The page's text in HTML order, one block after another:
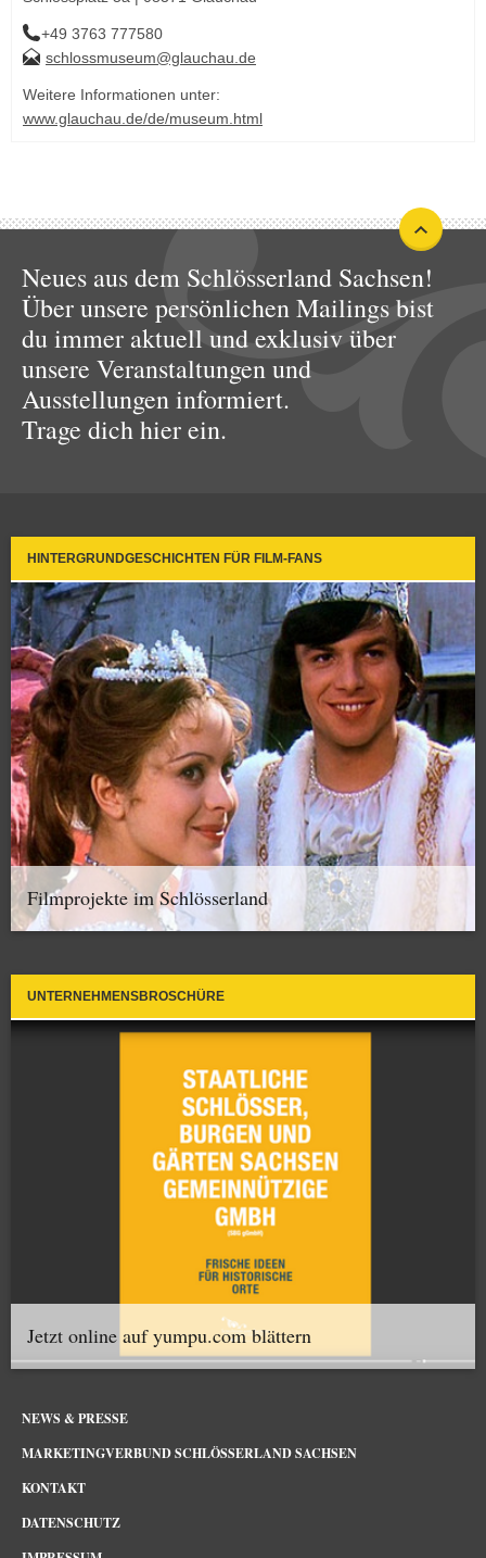
+49 3763 777580
schlossmuseum@glauchau.de
Weitere Informationen unter:
www.glauchau.de/de/museum.html
Neues aus dem Schlösserland Sachsen!
Über unsere persönlichen Mailings bist
du immer aktuell und exklusiv über
unsere Veranstaltungen und
Ausstellungen informiert.
Trage dich hier ein.
HINTERGRUNDGESCHICHTEN FÜR FILM-FANS
Filmprojekte im Schlösserland
UNTERNEHMENSBROSCHÜRE
Jetzt online auf yumpu.com blättern
NEWS & PRESSE
MARKETINGVERBUND SCHLÖSSERLAND SACHSEN
KONTAKT
DATENSCHUTZ